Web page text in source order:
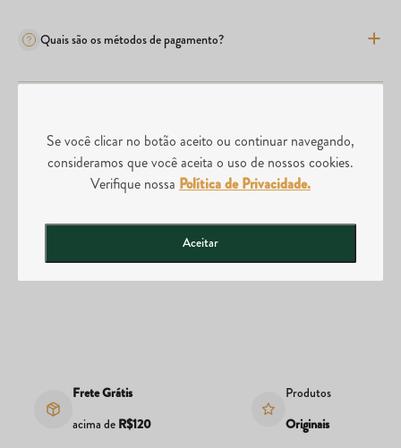
Se você clicar no botão aceito ou continuar navegando,
consideramos que você aceita o uso de nossos cookies.
Verifique nossa Política de Privacidade.
Aceitar
Quais são os métodos de pagamento?
Frete Grátis
acima de R$120
Produtos
Originais